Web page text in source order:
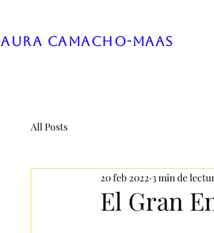
AURA CAMACHO-MAAS
All Posts
El Gran
20 feb 2022 3 min de